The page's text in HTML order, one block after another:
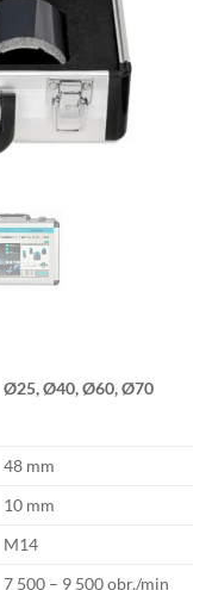
Ø25,Ø40, Ø60, Ø70
48 mm
10 mm
M14
7 500 – 9 500 obr./min